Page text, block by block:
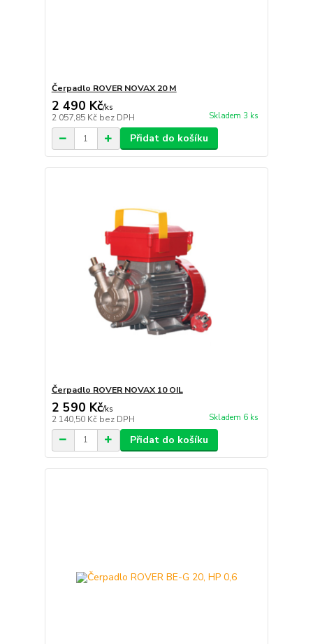
Čerpadlo ROVER NOVAX 20 M
2 490 Kč/ks
2 057,85 Kč bez DPH Skladem 3 ks
Přidat do košíku
Čerpadlo ROVER NOVAX 10 OIL
2 590 Kč/ks
2 140,50 Kč bez DPH Skladem 6 ks
Přidat do košíku